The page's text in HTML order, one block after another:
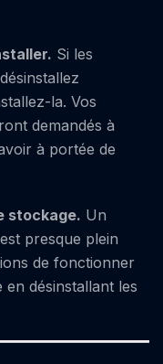
Si les
la. Vos
demandés à
à portée de
stockage. Un
presque plein
de fonctionner
en désinstallant les